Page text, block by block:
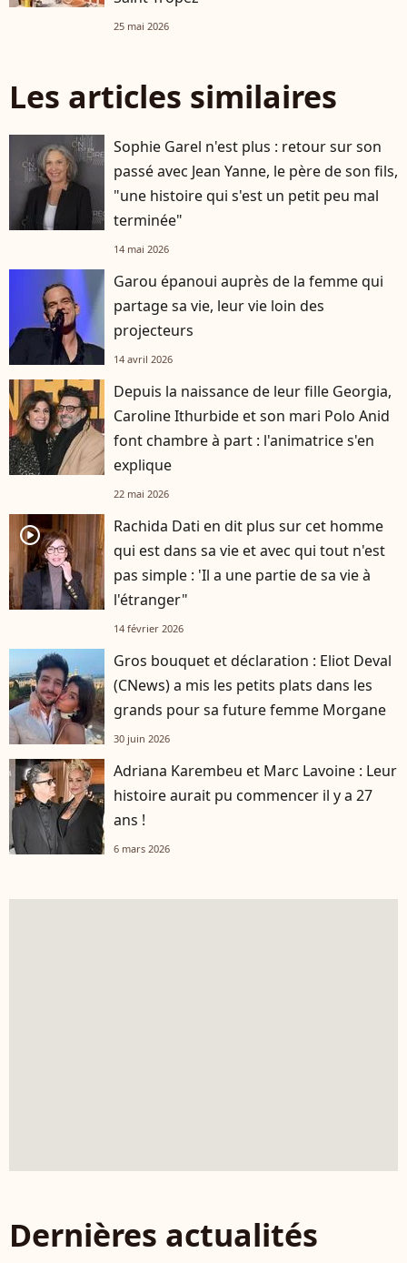
25 mai 2026
Les articles similaires
Sophie Garel n'est plus : retour sur son
passé avec Jean Yanne, le père de son fils,
"une histoire qui s'est un petit peu mal
terminée"
14 mai 2026
Garou épanoui auprès de la femme qui
partage sa vie, leur vie loin des
projecteurs
14 avril 2026
Depuis la naissance de leur fille Georgia,
Caroline Ithurbide et son mari Polo Anid
font chambre à part : l'animatrice s'en
explique
22 mai 2026
player2
Rachida Dati en dit plus sur cet homme
qui est dans sa vie et avec qui tout n'est
pas simple : 'Il a une partie de sa vie à
l'étranger"
14 février 2026
Gros bouquet et déclaration : Eliot Deval
(CNews) a mis les petits plats dans les
grands pour sa future femme Morgane
30 juin 2026
Adriana Karembeu et Marc Lavoine : Leur
histoire aurait pu commencer il y a 27
ans !
6 mars 2026
Dernières actualités